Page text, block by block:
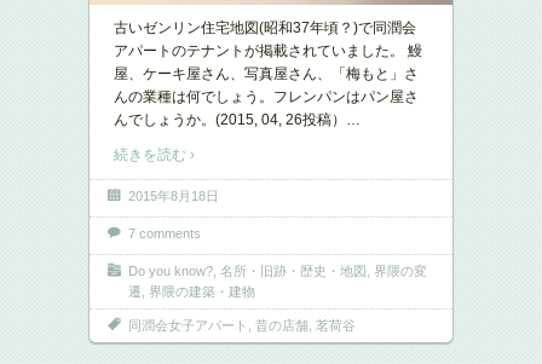
古いゼンリン住宅地図(昭和37年頃？)で同潤会
アパートのテナントが掲載されていました。 鰻
屋、ケーキ屋さん、写真屋さん、「梅もと」さ
んの業種は何でしょう。フレンパンはパン屋さ
んでしょうか。(2015, 04, 26投稿） …
続きを読む ›
2015年8月18日
7 comments
Do you know? 名所・旧跡・歴史・地図
界隈の変
遷 界隈の建築・建物
同潤会女子アパート 昔の店舗 茗荷谷